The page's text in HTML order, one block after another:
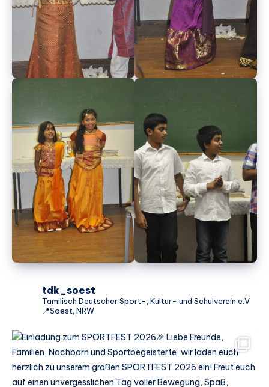
tdk_soest
Tamilisch Deutscher Sport-, Kultur- und Schulverein e.V
📍Soest, NRW